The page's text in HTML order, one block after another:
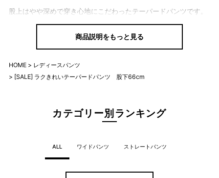
股上はやや深めで穿き心地にこだわったテーパードパンツです。
ずっと穿いていたいほどの柔らかさと伸びやかさが魅力。
どんなトップスにも合わせやすく、きれいに決まります。
「ラクきれい」を叶える大人パンツ
商品説明をもっと見る
HOME
レディースパンツ
[SALE] ラクきれいテーパードパンツ 股下66cm
カテゴリー別ランキング
ALL ワイドパンツ ストレートパンツ